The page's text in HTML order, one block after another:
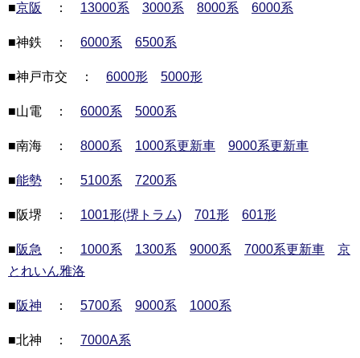
■京阪 ： 13000系 3000系 8000系 6000系
■神鉄 ： 6000系 6500系
■神戸市交 ： 6000形 5000形
■山電 ： 6000系 5000系
■南海 ： 8000系 1000系更新車 9000系更新車
■能勢 ： 5100系 7200系
■阪堺 ： 1001形(堺トラム) 701形 601形
■阪急 ： 1000系 1300系 9000系 7000系更新車
京
とれいん雅洛
■阪神 ： 5700系 9000系 1000系
■北神 ： 7000A系